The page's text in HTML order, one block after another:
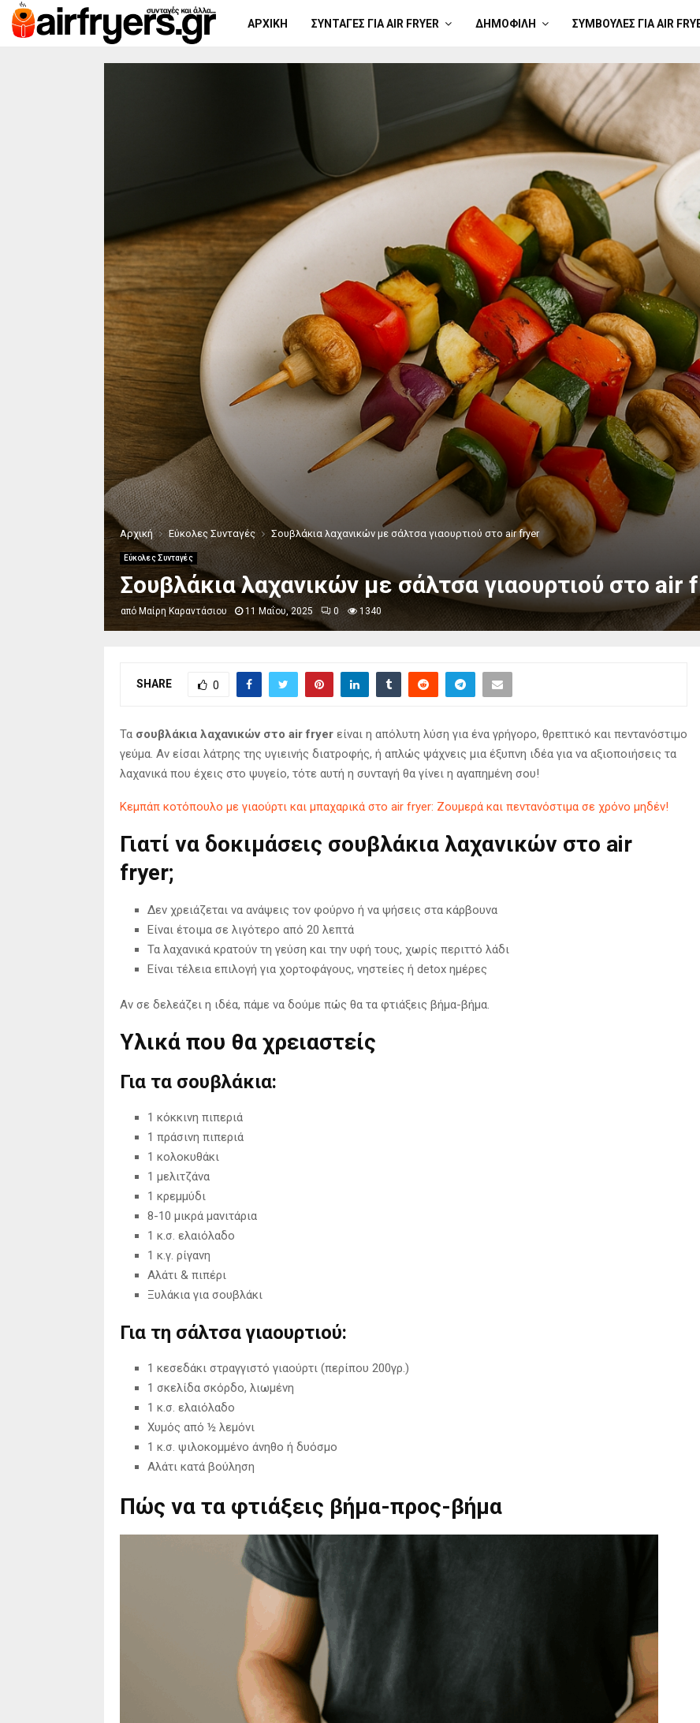
ΑΡΧΙΚΉ ΣΥΝΤΑΓΈΣ ΓΙΑ AIR FRYER ΔΗΜΟΦΙΛΉ ΣΥΜΒΟΥΛΈΣ ΓΙΑ AIR
Αρχική Εύκολες Συνταγές Σουβλάκια λαχανικών με σάλτσα γιαουρτιού στο air fryer
Εύκολες Συνταγές
Σουβλάκια λαχανικών με σάλτσα γιαουρτιού στο air
από Μαίρη Καραντάσιου 11 Μαΐου, 2025 0 1340
SHARE 0
Τα σουβλάκια λαχανικών στο air fryer είναι η απόλυτη λύση για ένα γρήγορο, θρεπτικό και πεντανόστιμο
γεύμα. Αν είσαι λάτρης της υγιεινής διατροφής, ή απλώς ψάχνεις μια έξυπνη ιδέα για να αξιοποιήσεις τα
λαχανικά που έχεις στο ψυγείο, τότε αυτή η συνταγή θα γίνει η αγαπημένη σου!
Κεμπάπ κοτόπουλο με γιαούρτι και μπαχαρικά στο air fryer: Ζουμερά και πεντανόστιμα σε χρόνο μηδέν!
Γιατί να δοκιμάσεις σουβλάκια λαχανικών στο air
fryer;
Δεν χρειάζεται να ανάψεις τον φούρνο ή να ψήσεις στα κάρβουνα
Είναι έτοιμα σε λιγότερο από 20 λεπτά
Τα λαχανικά κρατούν τη γεύση και την υφή τους, χωρίς περιττό λάδι
Είναι τέλεια επιλογή για χορτοφάγους, νηστείες ή detox ημέρες
Αν σε δελεάζει η ιδέα, πάμε να δούμε πώς θα τα φτιάξεις βήμα-βήμα.
Υλικά που θα χρειαστείς
Για τα σουβλάκια:
1 κόκκινη πιπεριά
1 πράσινη πιπεριά
1 κολοκυθάκι
1 μελιτζάνα
1 κρεμμύδι
8-10 μικρά μανιτάρια
1 κ.σ. ελαιόλαδο
1 κ.γ. ρίγανη
Αλάτι & πιπέρι
Ξυλάκια για σουβλάκι
Για τη σάλτσα γιαουρτιού:
1 κεσεδάκι στραγγιστό γιαούρτι (περίπου 200γρ.)
1 σκελίδα σκόρδο, λιωμένη
1 κ.σ. ελαιόλαδο
Χυμός από ½ λεμόνι
1 κ.σ. ψιλοκομμένο άνηθο ή δυόσμο
Αλάτι κατά βούληση
Πώς να τα φτιάξεις βήμα-προς-βήμα